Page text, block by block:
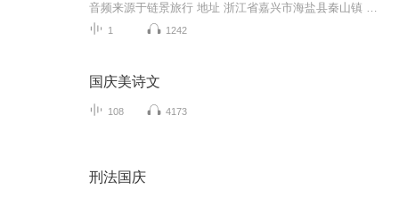
1 1242
国庆美诗文
108 4173
刑法国庆